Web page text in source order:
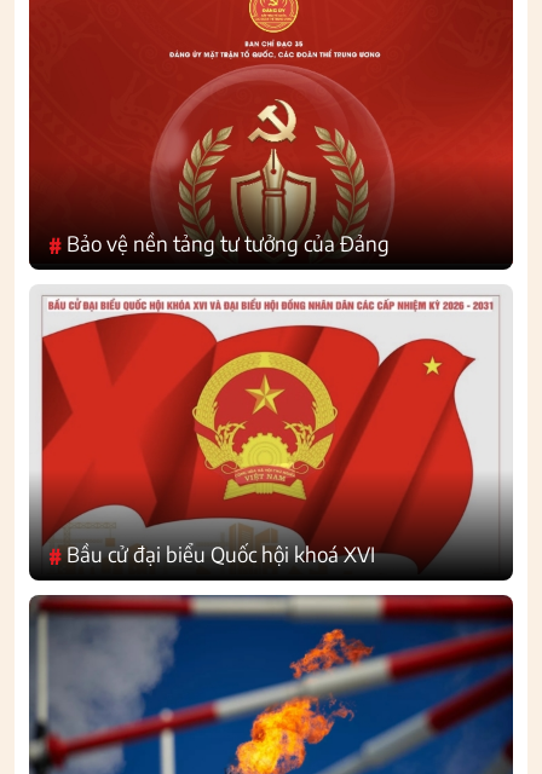
# Bảo vệ nền tảng tư tưởng của Đảng
#Bầu cử đại biểu Quốc hội khoá XVI